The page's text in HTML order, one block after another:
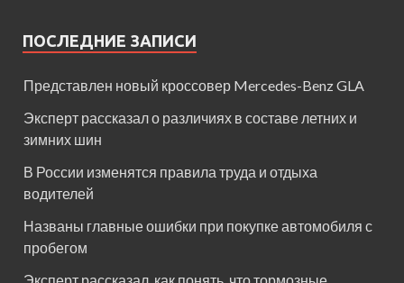
ПОСЛЕДНИЕ ЗАПИСИ
Представлен новый кроссовер Mercedes-Benz GLA
Эксперт рассказал о различиях в составе летних и
зимних шин
В России изменятся правила труда и отдыха
водителей
Названы главные ошибки при покупке автомобиля с
пробегом
Эксперт рассказал, как понять, что тормозные